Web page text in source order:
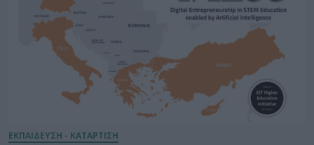
ΕΚΠΑΙΔΕΥΣΗ - ΚΑΤΑΡΤΙΣΗ